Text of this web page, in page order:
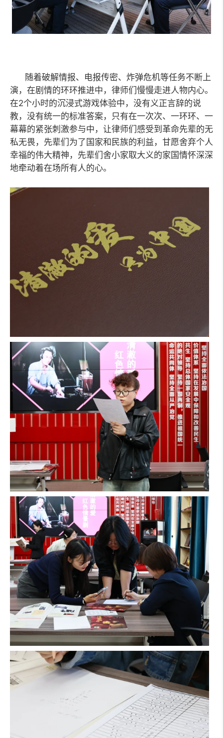
随着破解情报、电报传密、炸弹危机等任务不断上
演，在剧情的环环推进中，律师们慢慢走进人物内心。
在2个小时的沉浸式游戏体验中，没有义正言辞的说
教，没有统一的标准答案，只有在一次次、一环环、一
幕幕的紧张刺激参与中，让律师们感受到革命先辈的无
私无畏，先辈们为了国家和民族的利益，甘愿舍弃个人
幸福的伟大精神，先辈们舍小家取大义的家国情怀深深
地牵动着在场所有人的心。